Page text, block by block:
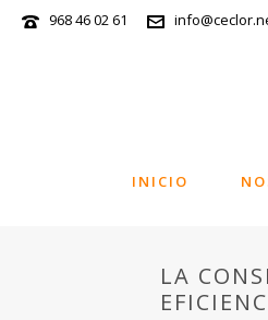
968 46 02 61
INICIO
LA